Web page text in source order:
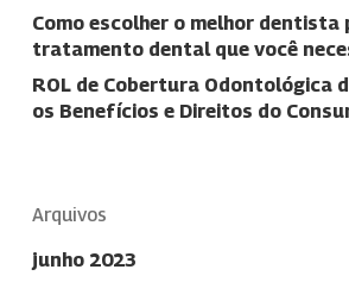
Como escolher o melhor dentista
tratamento dental que você
ROL de Cobertura Odontológica
os Benefícios e Direitos do
Arquivos
junho 2023